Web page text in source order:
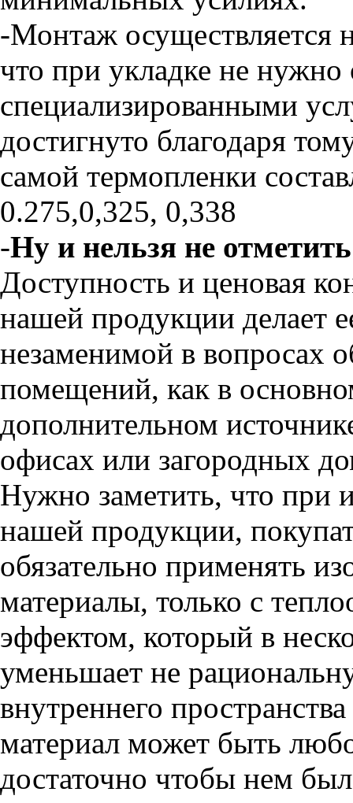
-Монтаж осуществляется
что при укладке не нужно
специализированными
достигнуто благодаря
самой термопленки
0.275,0,325, 0,338
-Ну и нельзя не
Доступность и ценовая
нашей продукции делает
незаменимой в вопросах
помещений, как в
дополнительном
офисах или загородных
Нужно заметить, что при
нашей продукции,
обязательно применять
материалы, только с
эффектом, который в
уменьшает не
внутреннего
материал может быть
достаточно чтобы нем